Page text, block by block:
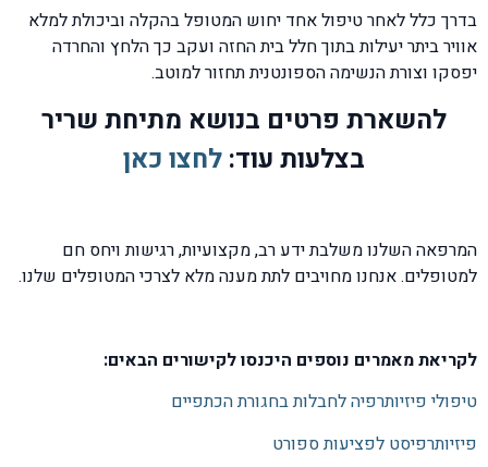
בדרך כלל לאחר טיפול אחד יחוש המטופל בהקלה וביכולת למלא
אוויר ביתר יעילות בתוך חלל בית החזה ועקב כך הלחץ והחרדה
יפסקו וצורת הנשימה הספונטנית תחזור למוטב.
להשארת פרטים בנושא מתיחת שריר
בצלעות עוד: לחצו כאן
המרפאה השלנו משלבת ידע רב, מקצועיות, רגישות ויחס חם
למטופלים. אנחנו מחויבים לתת מענה מלא לצרכי המטופלים שלנו.
לקריאת מאמרים נוספים היכנסו לקישורים הבאים:
טיפולי פיזיותרפיה לחבלות בחגורת הכתפיים
פיזיותרפיסט לפציעות ספורט